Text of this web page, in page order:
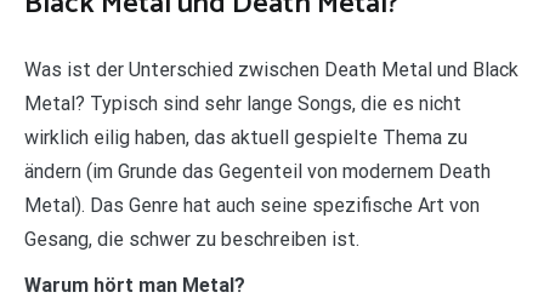
Was ist der Unterschied zwischen Death Metal und Black
Metal? Typisch sind sehr lange Songs, die es nicht
wirklich eilig haben, das aktuell gespielte Thema zu
ändern (im Grunde das Gegenteil von modernem Death
Metal). Das Genre hat auch seine spezifische Art von
Gesang, die schwer zu beschreiben ist.
Warum hört man Metal?